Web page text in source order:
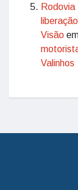
Visão
Valinhos